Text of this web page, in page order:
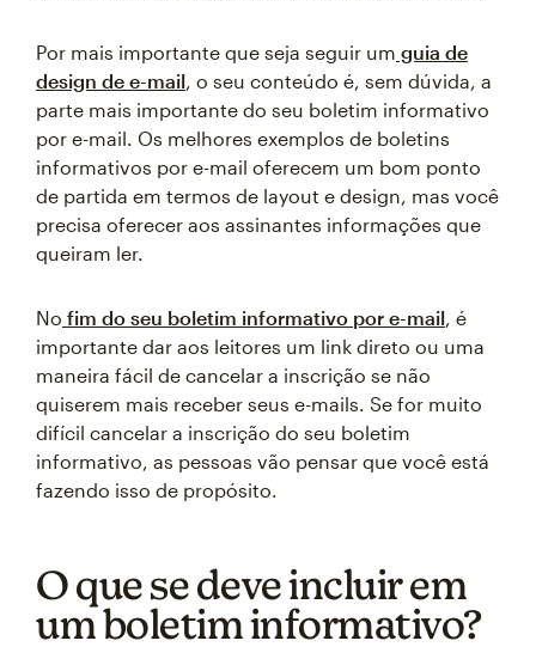
Por mais importante que seja seguir um guia de
design de e-mail, o seu conteúdo é, sem dúvida, a
parte mais importante do seu boletim informativo
por e-mail. Os melhores exemplos de boletins
informativos por e-mail oferecem um bom ponto
de partida em termos de layout e design, mas você
precisa oferecer aos assinantes informações que
queiram ler.
No fim do seu boletim informativo por e-mail, é
importante dar aos leitores um link direto ou uma
maneira fácil de cancelar a inscrição se não
quiserem mais receber seus e-mails. Se for muito
difícil cancelar a inscrição do seu boletim
informativo, as pessoas vão pensar que você está
fazendo isso de propósito.
O que se deve incluir em
um boletim informativo?